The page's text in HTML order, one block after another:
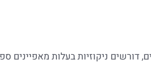
דורשים ניקוזיות בעלות מאפיינים